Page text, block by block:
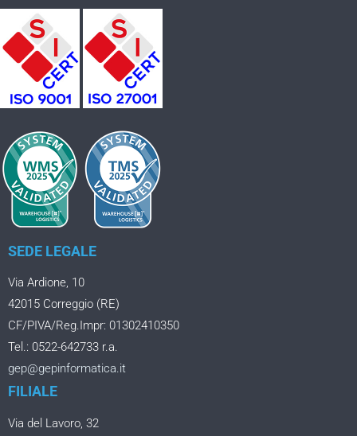
SEDE LEGALE
Via Ardione, 10
42015 Correggio (RE)
CF/PIVA/Reg.Impr: 01302410350
Tel.: 0522-642733 r.a.
gep@gepinformatica.it
FILIALE
Via del Lavoro, 32